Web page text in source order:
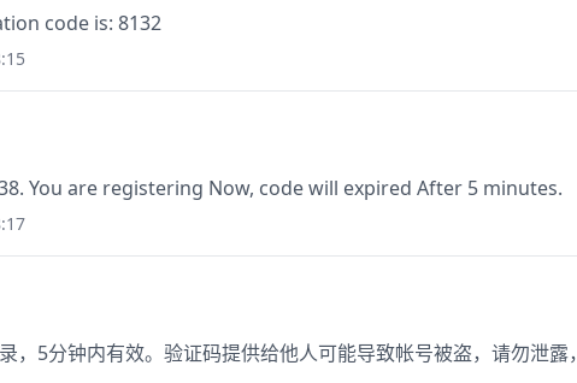
code is: 8132
You are registering Now, code will expired After 5 minutes.
，5分钟内有效。验证码提供给他人可能导致帐号被盗，请勿泄露，